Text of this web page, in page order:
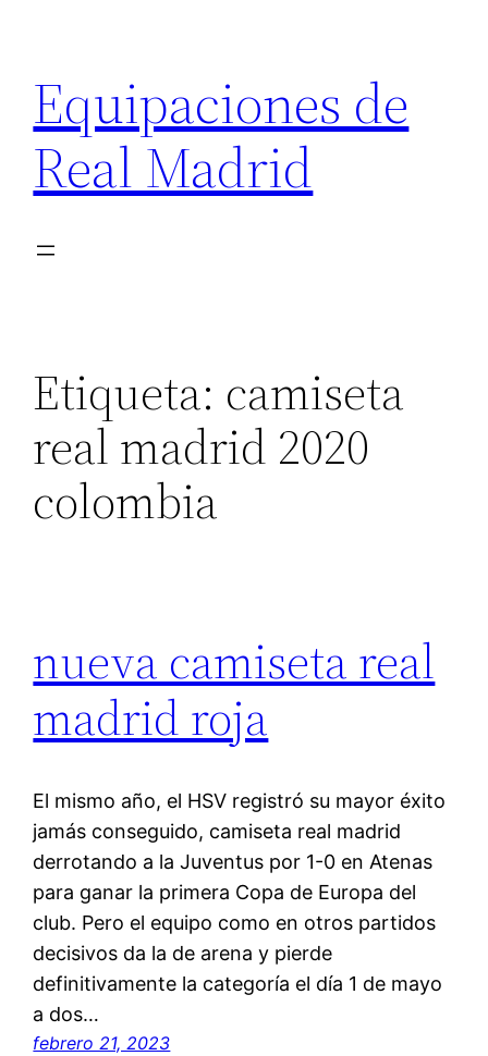
contenido
Equipaciones de
Real Madrid
Etiqueta: camiseta
real madrid 2020
colombia
nueva camiseta real
madrid roja
El mismo año, el HSV registró su mayor éxito
jamás conseguido, camiseta real madrid
derrotando a la Juventus por 1-0 en Atenas
para ganar la primera Copa de Europa del
club. Pero el equipo como en otros partidos
decisivos da la de arena y pierde
definitivamente la categoría el día 1 de mayo
a dos…
febrero 21, 2023